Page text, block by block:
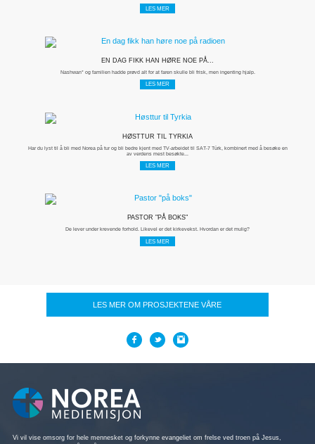
LES MER
EN DAG FIKK HAN HØRE NOE PÅ...
Nashwan* og familien hadde prøvd alt for at faren skulle bli frisk, men ingenting hjalp.
LES MER
HØSTTUR TIL TYRKIA
Har du lyst til å bli med Norea på tur og bli bedre kjent med TV-arbeidet til SAT-7 Türk, kombinert med å besøke en
av verdens mest besøkte...
LES MER
PASTOR "PÅ BOKS"
De lever under krevende forhold. Likevel er det kirkevekst. Hvordan er det mulig?
LES MER
LES MER OM PROSJEKTENE VÅRE
Vi vil vise omsorg for hele mennesket og forkynne evangeliet om frelse ved troen på Jesus,